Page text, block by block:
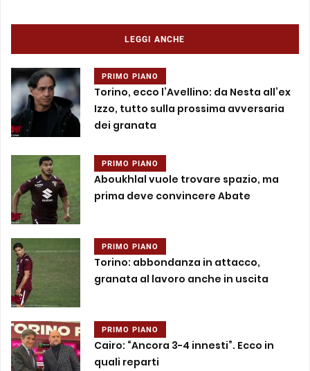
LEGGI ANCHE
PRIMO PIANO
Torino, ecco l’Avellino: da Nesta all’ex
Izzo, tutto sulla prossima avversaria
dei granata
PRIMO PIANO
Aboukhlal vuole trovare spazio, ma
prima deve convincere Abate
PRIMO PIANO
Torino: abbondanza in attacco,
granata al lavoro anche in uscita
PRIMO PIANO
Cairo: “Ancora 3-4 innesti”. Ecco in
quali reparti